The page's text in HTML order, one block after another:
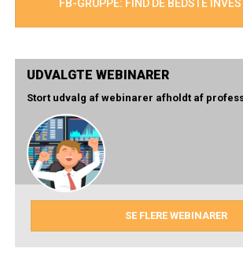
FB-GRUPPE: FIND DE BEDSTE
UDVALGTE WEBINARER
Stort udvalg af webinarer afholdt af
SE FLERE WEBINARER